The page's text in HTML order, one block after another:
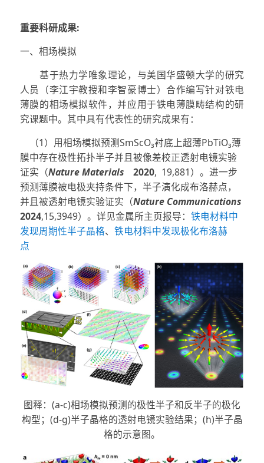
重要科研成果:
一、相场模拟
基于热力学唯象理论，与美国华盛顿大学的研究
人员（李江宇教授和李智豪博士）合作编写针对铁电
薄膜的相场模拟软件，并应用于铁电薄膜畴结构的研
究课题中。其中具有代表性的研究成果有：
（1）用相场模拟预测SmScO₃衬底上超薄PbTiO₃薄
膜中存在极性拓扑半子并且被像差校正透射电镜实验
证实（Nature Materials 2020, 19,881）。进一步
预测薄膜被电极夹持条件下，半子演化成布洛赫点，
并且被透射电镜实验证实（Nature Communications
2024,15,3949）。详见金属所主页报导： 铁电材料中
发现周期性半子晶格、 铁电材料中发现极化布洛赫
点
图释：(a-c)相场模拟预测的极性半子和反半子的极化
构型；(d-g)半子晶格的透射电镜实验结果；(h)半子晶
格的示意图。